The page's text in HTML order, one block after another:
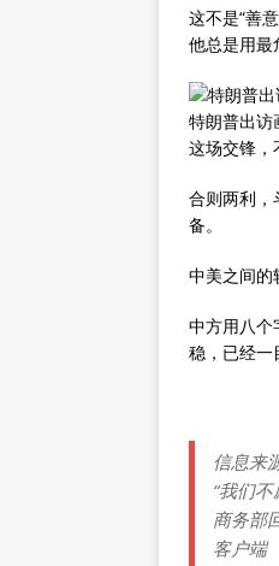
这不是“善
他总是用最
特朗普出访
这场交锋，
合则两利，
备。
中美之间的
中方用八个
稳，已经一
信息来
“我们
商务部
客户端